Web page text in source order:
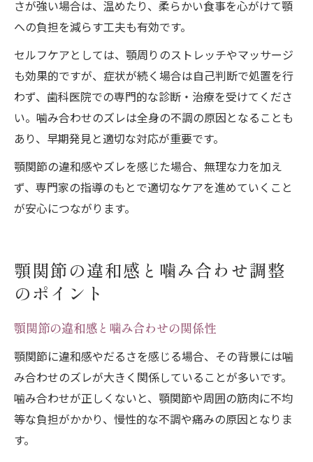
さが強い場合は、温めたり、柔らかい食事を心がけて顎
への負担を減らす工夫も有効です。
セルフケアとしては、顎周りのストレッチやマッサージ
も効果的ですが、症状が続く場合は自己判断で処置を行
わず、歯科医院での専門的な診断・治療を受けてくださ
い。噛み合わせのズレは全身の不調の原因となることも
あり、早期発見と適切な対応が重要です。
顎関節の違和感やズレを感じた場合、無理な力を加え
ず、専門家の指導のもとで適切なケアを進めていくこと
が安心につながります。
顎関節の違和感と噛み合わせ調整
のポイント
顎関節の違和感と噛み合わせの関係性
顎関節に違和感やだるさを感じる場合、その背景には噛
み合わせのズレが大きく関係していることが多いです。
噛み合わせが正しくないと、顎関節や周囲の筋肉に不均
等な負担がかかり、慢性的な不調や痛みの原因となりま
す。